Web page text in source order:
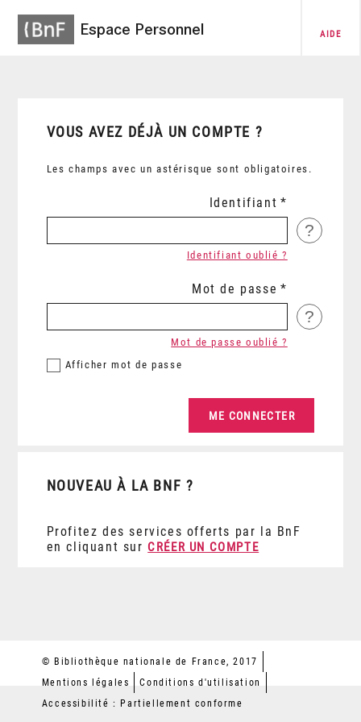
Espace Personnel AIDE
VOUS AVEZ DÉJÀ UN COMPTE ?
Les champs avec un astérisque sont obligatoires.
Identifiant
?
Identifiant oublié ?
Mot de passe
?
Afficher mot de passe
Mot de passe oublié ?
NOUVEAU À LA BNF ?
Profitez des services offerts par la BnF
en cliquant sur CRÉER UN COMPTE
© Bibliothèque nationale de France, 2017
Mentions légales
Conditions d'utilisation
Accessibilité : Partiellement conforme